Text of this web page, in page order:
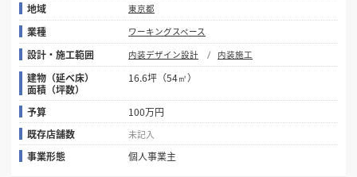
地域
東京都
業種 ワーキングスペース
設計・施工範囲 内装デザイン設計 内装施工
建物（延べ床）
面積（坪数）
16.6坪（54㎡）
予算
100万円
既存店舗数
未記入
事業形態 個人事業主